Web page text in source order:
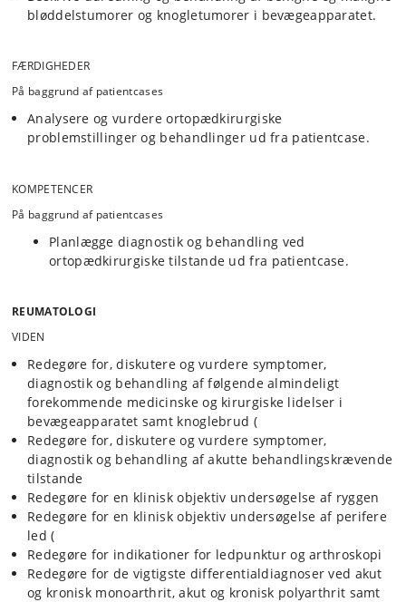
bløddelstumorer og knogletumorer i bevægeapparatet.
FÆRDIGHEDER
På baggrund af patientcases
Analysere og vurdere ortopædkirurgiske
problemstillinger og behandlinger ud fra patientcase.
KOMPETENCER
På baggrund af patientcases
Planlægge diagnostik og behandling ved
ortopædkirurgiske tilstande ud fra patientcase.
REUMATOLOGI
VIDEN
Redegøre for, diskutere og vurdere symptomer,
diagnostik og behandling af følgende almindeligt
forekommende medicinske og kirurgiske lidelser i
bevægeapparatet samt knoglebrud (
Redegøre for, diskutere og vurdere symptomer,
diagnostik og behandling af akutte behandlingskrævende
tilstande
Redegøre for en klinisk objektiv undersøgelse af ryggen
Redegøre for en klinisk objektiv undersøgelse af perifere
led (
Redegøre for indikationer for ledpunktur og arthroskopi
Redegøre for de vigtigste differentialdiagnoser ved akut
og kronisk monoarthrit, akut og kronisk polyarthrit samt